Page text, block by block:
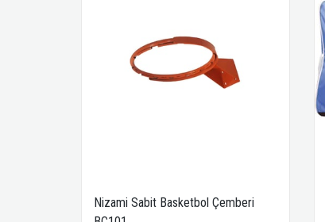
Nizami Sabit Basketbol Çemberi